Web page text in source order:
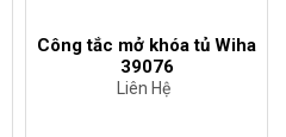
Công tắc mở khóa tủ Wiha
39076
Liên Hệ